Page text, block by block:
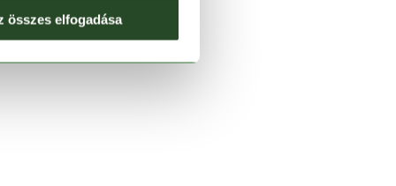
összes elfogadása